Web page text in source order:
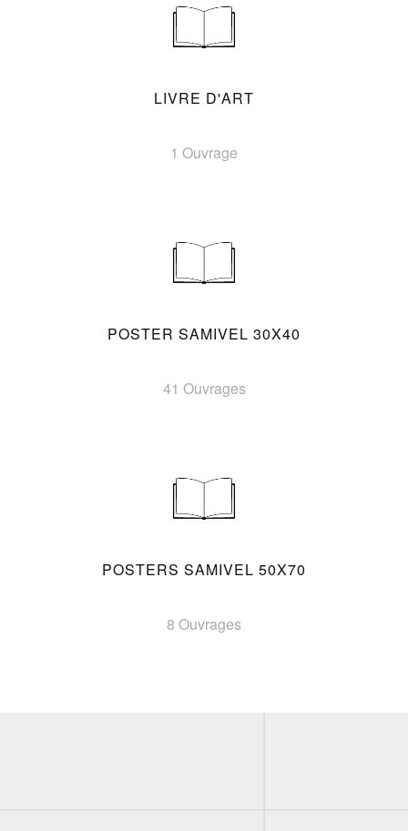
LIVRE D'ART
1 Ouvrage
POSTER SAMIVEL 30X40
41 Ouvrages
POSTERS SAMIVEL 50X70
8 Ouvrages